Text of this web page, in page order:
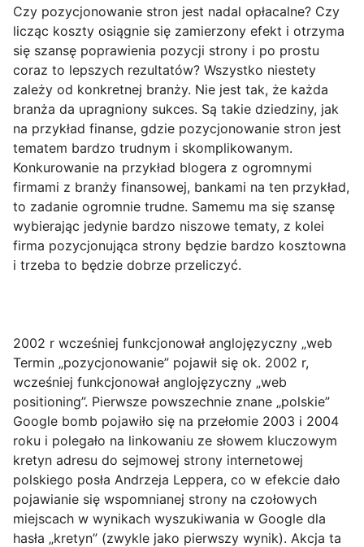
Czy pozycjonowanie stron jest nadal opłacalne? Czy
licząc koszty osiągnie się zamierzony efekt i otrzyma
się szansę poprawienia pozycji strony i po prostu
coraz to lepszych rezultatów? Wszystko niestety
zależy od konkretnej branży. Nie jest tak, że każda
branża da upragniony sukces. Są takie dziedziny, jak
na przykład finanse, gdzie pozycjonowanie stron jest
tematem bardzo trudnym i skomplikowanym.
Konkurowanie na przykład blogera z ogromnymi
firmami z branży finansowej, bankami na ten przykład,
to zadanie ogromnie trudne. Samemu ma się szansę
wybierając jedynie bardzo niszowe tematy, z kolei
firma pozycjonująca strony będzie bardzo kosztowna
i trzeba to będzie dobrze przeliczyć.
2002 r wcześniej funkcjonował anglojęzyczny „web
Termin „pozycjonowanie” pojawił się ok. 2002 r,
wcześniej funkcjonował anglojęzyczny „web
positioning”. Pierwsze powszechnie znane „polskie”
Google bomb pojawiło się na przełomie 2003 i 2004
roku i polegało na linkowaniu ze słowem kluczowym
kretyn adresu do sejmowej strony internetowej
polskiego posła Andrzeja Leppera, co w efekcie dało
pojawianie się wspomnianej strony na czołowych
miejscach w wynikach wyszukiwania w Google dla
hasła „kretyn” (zwykle jako pierwszy wynik). Akcja ta